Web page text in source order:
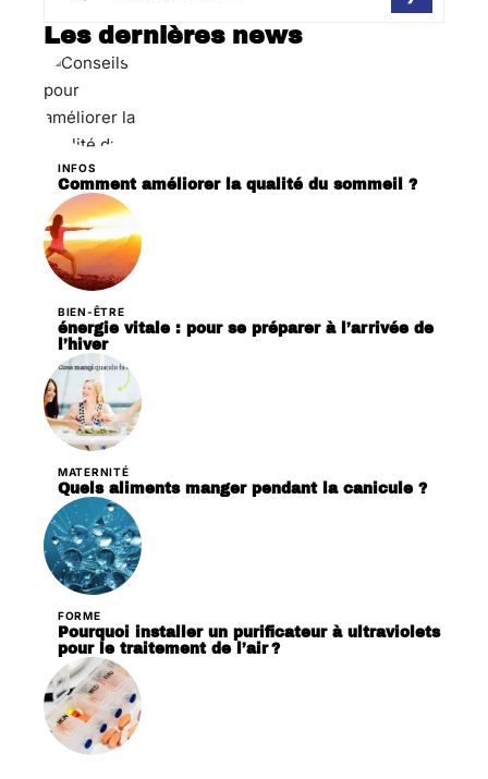
Les dernières news
INFOS
Comment améliorer la qualité du sommeil ?
BIEN-ÊTRE
énergie vitale : pour se préparer à l’arrivée de
l’hiver
MATERNITÉ
Quels aliments manger pendant la canicule ?
FORME
Pourquoi installer un purificateur à ultraviolets
pour le traitement de l’air ?